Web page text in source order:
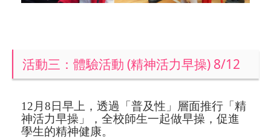
活動三：體驗活動 (精神活力早操) 8/12
12月 8 日早上，透過「普及性」層面推行「精
神活力早操」，全校師生一起做早操，促進
學生的精神健康。